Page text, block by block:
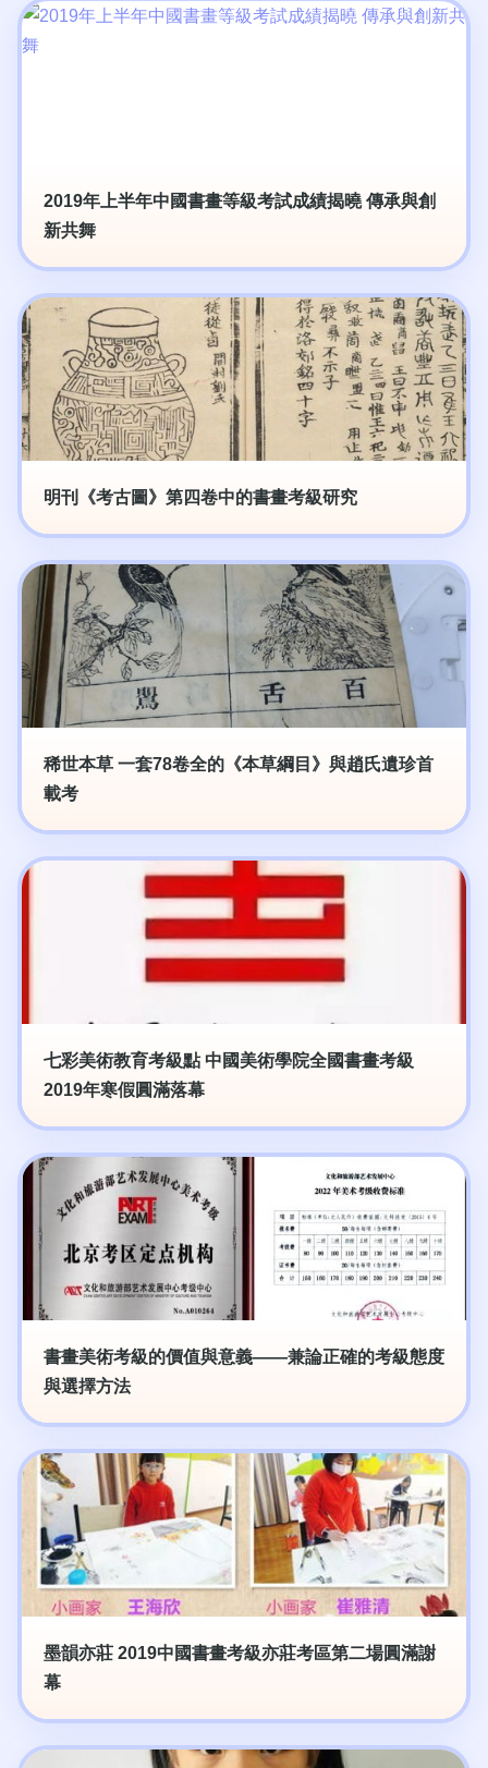
2019年上半年中國書畫等級考試成績揭曉 傳承與創
新共舞
明刊《考古圖》第四卷中的書畫考級研究
稀世本草 一套78卷全的《本草綱目》與趙氏遺珍首
載考
七彩美術教育考級點 中國美術學院全國書畫考級
2019年寒假圓滿落幕
書畫美術考級的價值與意義——兼論正確的考級態度
與選擇方法
墨韻亦莊 2019中國書畫考級亦莊考區第二場圓滿謝
幕